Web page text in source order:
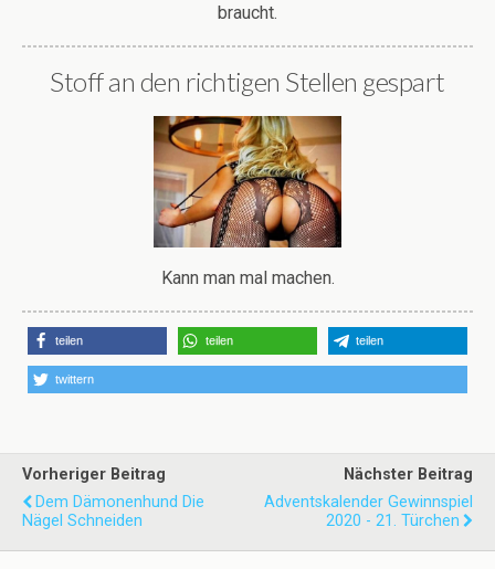
braucht.
Stoff an den richtigen Stellen gespart
Kann man mal machen.
teilen teilen teilen
twittern
Vorheriger Beitrag
Dem Dämonenhund Die
Nägel Schneiden
Nächster Beitrag
Adventskalender Gewinnspiel
2020 - 21. Türchen